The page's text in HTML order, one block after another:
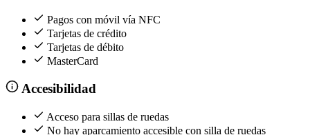
Pagos con móvil vía NFC
Tarjetas de crédito
Tarjetas de débito
MasterCard
Accesibilidad
Acceso para sillas de ruedas
No hay aparcamiento accesible con silla de ruedas